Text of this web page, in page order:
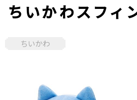
ちいかわスフィ
ちいかわ